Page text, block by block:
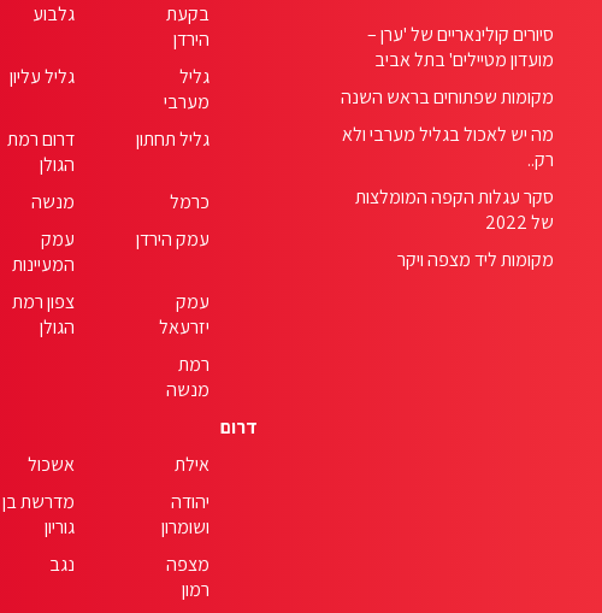
סיורים קולינאריים של 'ערן –
מועדון מטיילים' בתל אביב
מקומות שפתוחים בראש השנה
מה יש לאכול בגליל מערבי ולא
רק..
סקר עגלות הקפה המומלצות
של 2022
מקומות ליד מצפה ויקר
בקעת
הירדן
גלבוע
גליל
מערבי
גליל עליון
גליל תחתון
דרום רמת
הגולן
כרמל
מנשה
עמק הירדן
עמק
המעיינות
עמק
יזרעאל
צפון רמת
הגולן
רמת
מנשה
דרום
אילת
אשכול
יהודה
ושומרון
מדרשת בן
גוריון
מצפה
רמון
נגב